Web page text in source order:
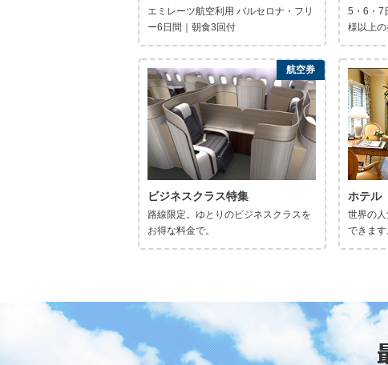
エミレーツ航空利用 バルセロナ・フリ
ー6日間｜朝食3回付
5・6・7
様以上
ビジネスクラス特集
路線限定。ゆとりのビジネスクラスを
お得な料金で。
航空券
ホテル
世界の
できます